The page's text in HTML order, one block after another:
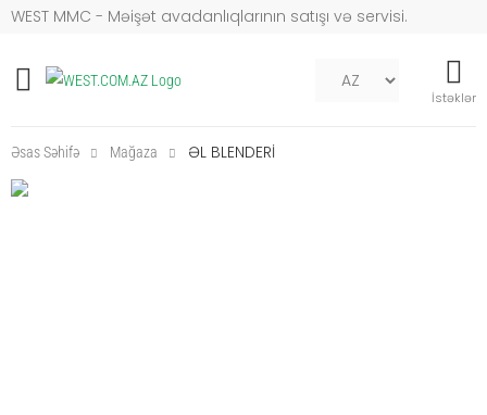
WEST MMC - Məişət avadanlıqlarının satışı və servisi.
Mob naviqasiya İstəklər
Əsas Səhifə Mağaza ƏL BLENDERİ